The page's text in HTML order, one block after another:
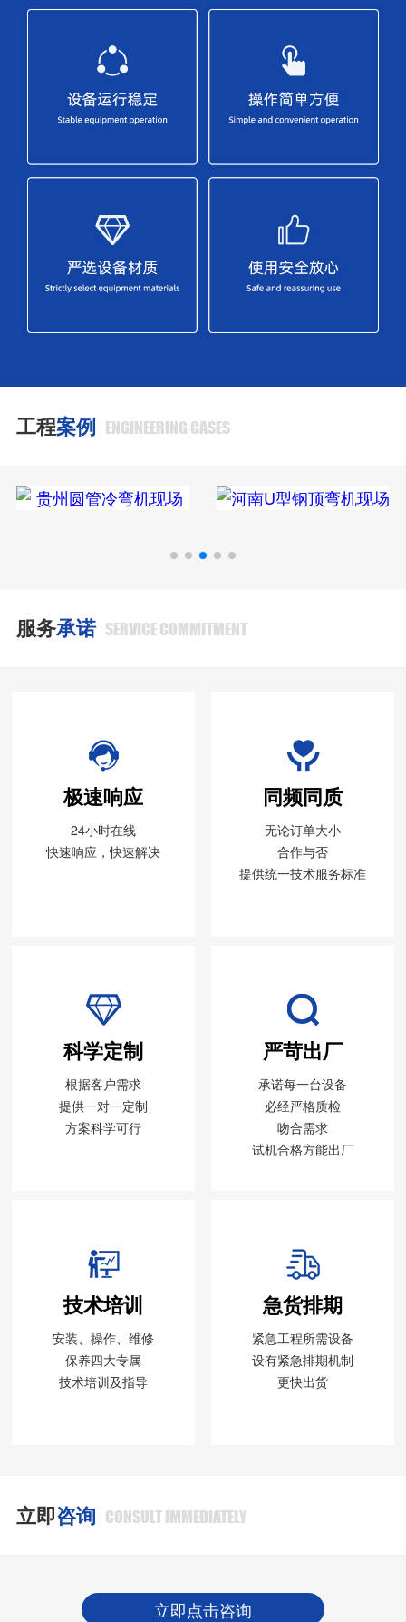
工程案例 ENGINEERING CASES
服务承诺 SERVICE COMMITMENT
极速响应
24小时在线
快速响应，快速解决
同频同质
无论订单大小
合作与否
提供统一技术服务标准
科学定制
根据客户需求
提供一对一定制
方案科学可行
严苛出厂
承诺每一台设备
必经严格质检
吻合需求
试机合格方能出厂
技术培训
安装、操作、维修
保养四大专属
技术培训及指导
急货排期
紧急工程所需设备
设有紧急排期机制
更快出货
立即咨询 CONSULT IMMEDIATELY
立即点击咨询